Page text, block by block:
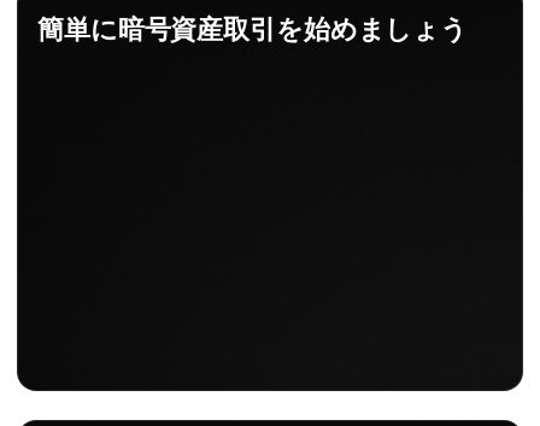
簡単に暗号資産取引を始めましょう